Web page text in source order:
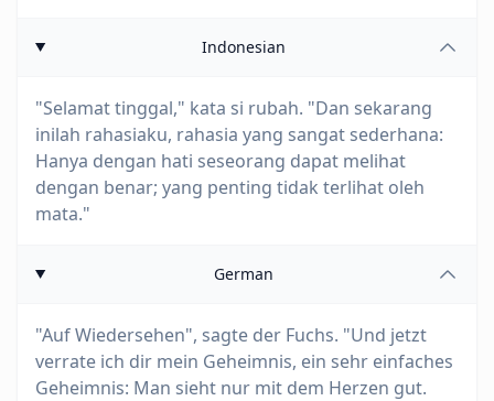
Indonesian
"Selamat tinggal," kata si rubah. "Dan sekarang
inilah rahasiaku, rahasia yang sangat sederhana:
Hanya dengan hati seseorang dapat melihat
dengan benar; yang penting tidak terlihat oleh
mata."
German
"Auf Wiedersehen", sagte der Fuchs. "Und jetzt
verrate ich dir mein Geheimnis, ein sehr einfaches
Geheimnis: Man sieht nur mit dem Herzen gut.